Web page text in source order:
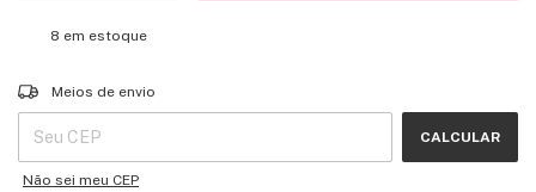
8 em estoque
Entregas para o CEP:
Meios de envio
CALCULAR
Não sei meu CEP